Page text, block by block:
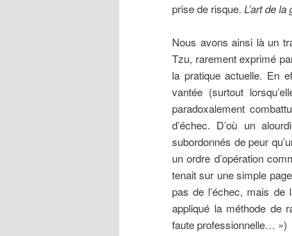
prise de risque. L’art de la
Nous avons ainsi là un
Tzu, rarement exprimé
la pratique actuelle. En
vantée (surtout
paradoxalement
d’échec. D’où un
subordonnés de peur
un ordre d’opération
tenait sur une simple
pas de l’échec, mais
appliqué la méthode de
faute professionnelle… »)